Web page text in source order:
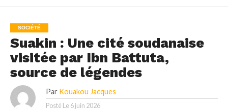
SOCIÉTÉ
Suakin : Une cité soudanaise
visitée par Ibn Battuta,
source de légendes
Par Kouakou Jacques
Posté Le 6 juin 2026